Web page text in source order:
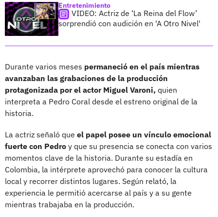
Entretenimiento
VIDEO: Actriz de ‘La Reina del Flow’
sorprendió con audición en 'A Otro Nivel'
Durante varios meses permaneció en el país mientras
avanzaban las grabaciones de la producción
protagonizada por el actor Miguel Varoni, quien
interpreta a Pedro Coral desde el estreno original de la
historia.
La actriz señaló que el papel posee un vínculo emocional
fuerte con Pedro y que su presencia se conecta con varios
momentos clave de la historia. Durante su estadía en
Colombia, la intérprete aprovechó para conocer la cultura
local y recorrer distintos lugares. Según relató, la
experiencia le permitió acercarse al país y a su gente
mientras trabajaba en la producción.